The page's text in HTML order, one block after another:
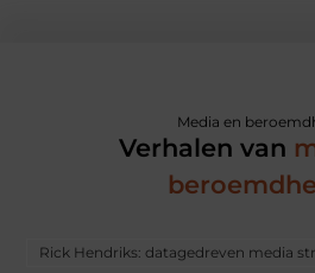
Media en
Verhalen van
Rick Hendriks: datagedreven media